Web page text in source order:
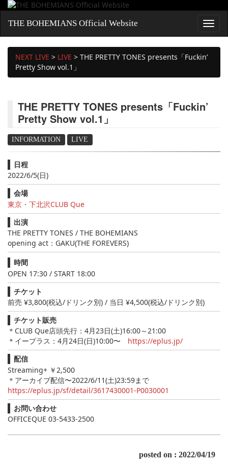
THE BOHEMIANS Official Website
NEXT LIVE > LIVE > THE PRETTY TONES presents「Fuckin’
Pretty Show vol.1」
THE PRETTY TONES presents「Fuckin’
Pretty Show vol.1」
INFORMATION LIVE
日程
2022/6/5(日)
会場
東京・下北沢CLUB Que
出演
THE PRETTY TONES / THE BOHEMIANS
opening act：GAKU(THE FOREVERS)
時間
OPEN 17:30 / START 18:00
チケット
前売 ¥3,800(税込/ドリンク別) / 当日 ¥4,500(税込/ドリンク別)
チケット販売
＊CLUB Que店頭先行：4月23日(土)16:00～21:00
＊イープラス：4月24日(日)10:00〜 https://eplus.jp/
配信
Streaming+ ￥2,500
＊アーカイブ配信〜2022/6/11(土)23:59まで
https://eplus.jp/sf/detail/3617430001-P0030001
お問い合わせ
OFFICEQUE 03-5433-2500
posted on : 2022/04/19